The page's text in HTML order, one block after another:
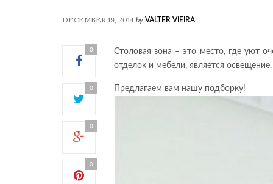
DECEMBER 19, 2014 by VALTER VIEIRA
0
0
0
0
Столовая зона – это место, где уют
отделок и мебели, является
Предлагаем вам нашу подборку!